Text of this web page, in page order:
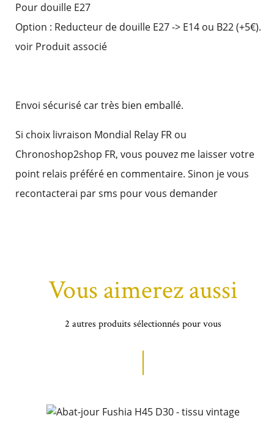
Pour douille E27
Option : Reducteur de douille E27 -> E14 ou B22 (+5€).
voir Produit associé
Envoi sécurisé car très bien emballé.
Si choix livraison Mondial Relay FR ou
Chronoshop2shop FR, vous pouvez me laisser votre
point relais préféré en commentaire. Sinon je vous
recontacterai par sms pour vous demander
Vous aimerez aussi
2 autres produits sélectionnés pour vous